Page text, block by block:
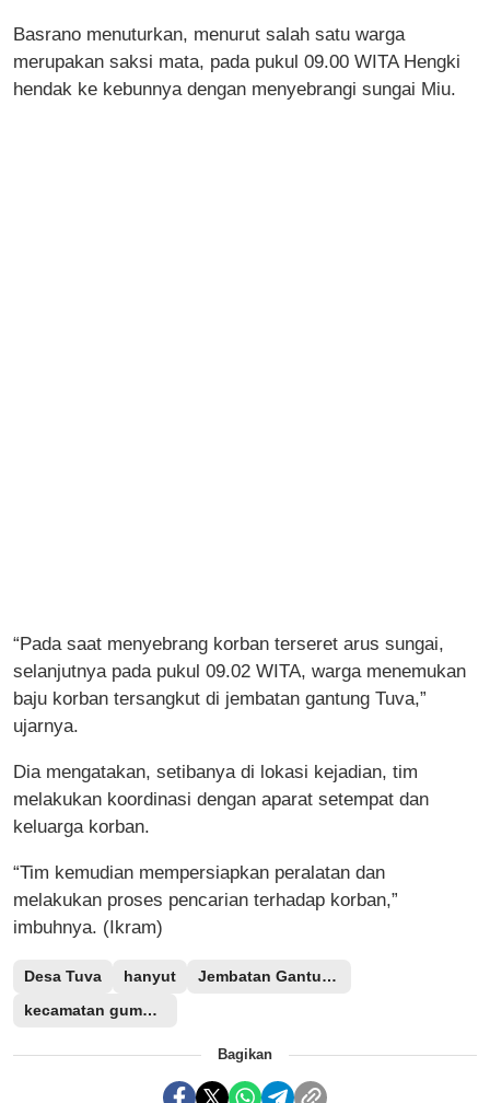
Basrano menuturkan, menurut salah satu warga
merupakan saksi mata, pada pukul 09.00 WITA Hengki
hendak ke kebunnya dengan menyebrangi sungai Miu.
“Pada saat menyebrang korban terseret arus sungai,
selanjutnya pada pukul 09.02 WITA, warga menemukan
baju korban tersangkut di jembatan gantung Tuva,”
ujarnya.
Dia mengatakan, setibanya di lokasi kejadian, tim
melakukan koordinasi dengan aparat setempat dan
keluarga korban.
“Tim kemudian mempersiapkan peralatan dan
melakukan proses pencarian terhadap korban,”
imbuhnya. (Ikram)
Desa Tuva hanyut
Jembatan Gantung
kecamatan gumbasa
Bagikan